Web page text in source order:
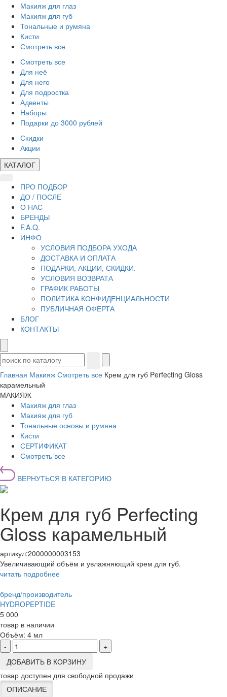
Макияж для глаз
Макияж для губ
Тональные и румяна
Кисти
Смотреть все
Смотреть все
Для неё
Для него
Для подростка
Адвенты
Наборы
Подарки до 3000 рублей
Скидки
Акции
КАТАЛОГ
ПРО ПОДБОР
ДО / ПОСЛЕ
О НАС
БРЕНДЫ
F.A.Q.
ИНФО
УСЛОВИЯ ПОДБОРА УХОДА
ДОСТАВКА И ОПЛАТА
ПОДАРКИ, АКЦИИ, СКИДКИ.
УСЛОВИЯ ВОЗВРАТА
ГРАФИК РАБОТЫ
ПОЛИТИКА КОНФИДЕНЦИАЛЬНОСТИ
ПУБЛИЧНАЯ ОФЕРТА
БЛОГ
КОНТАКТЫ
Главная Макияж Смотреть все Крем для губ Perfecting Gloss
карамельный
МАКИЯЖ
Макияж для глаз
Макияж для губ
Тональные основы и румяна
Кисти
СЕРТИФИКАТ
Смотреть все
ВЕРНУТЬСЯ В КАТЕГОРИЮ
Крем для губ Perfecting
Gloss карамельный
артикул:2000000003153
Увеличивающий объём и увлажняющий крем для губ.
читать подробнее
бренд/производитель
HYDROPEPTIDE
5 000
товар в наличии
Объём: 4 мл
-
+
ДОБАВИТЬ В КОРЗИНУ
товар доступен для свободной продажи
ОПИСАНИЕ